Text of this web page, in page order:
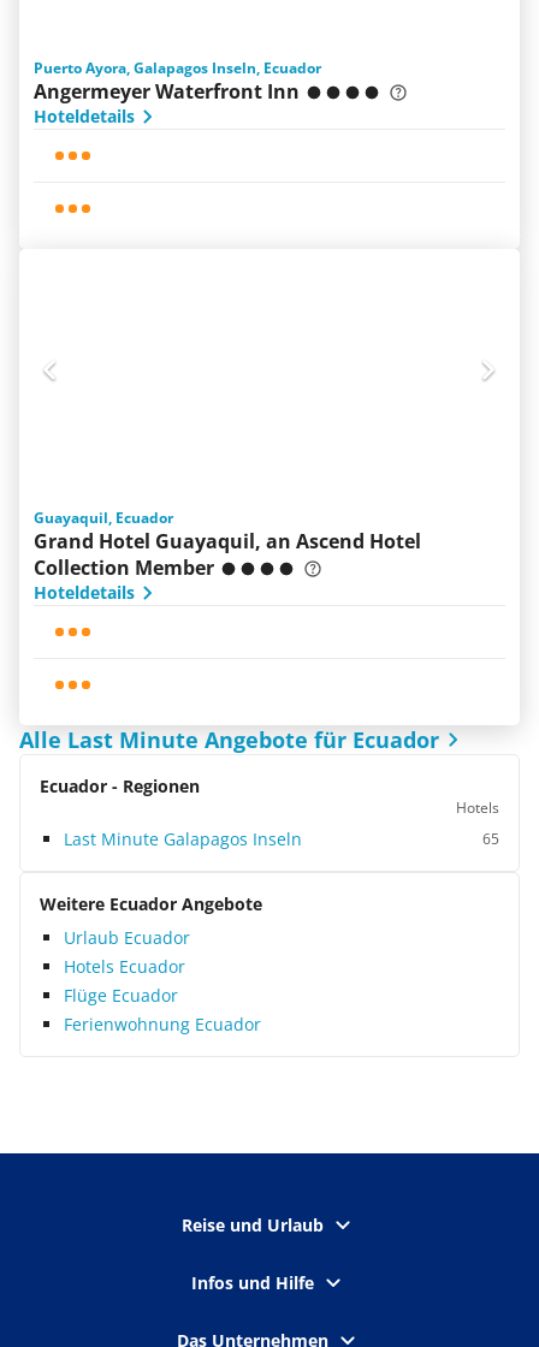
Puerto Ayora, Galapagos Inseln, Ecuador
Angermeyer Waterfront Inn
Hoteldetails
Guayaquil, Ecuador
Grand Hotel Guayaquil, an Ascend Hotel
Collection Member
Hoteldetails
Alle Last Minute Angebote für Ecuador
Ecuador - Regionen
Hotels
Last Minute Galapagos Inseln 65
Weitere Ecuador Angebote
Urlaub Ecuador
Hotels Ecuador
Flüge Ecuador
Ferienwohnung Ecuador
Reise und Urlaub
Infos und Hilfe
Das Unternehmen